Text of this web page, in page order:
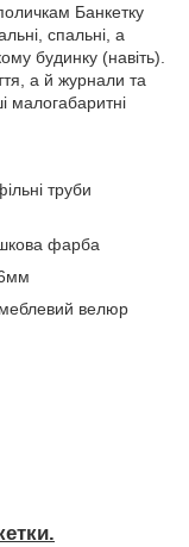
Банкетку
спальні, а
будинку (навіть).
а й журнали та
малогабаритні
труби
фарба
меблевий велюр